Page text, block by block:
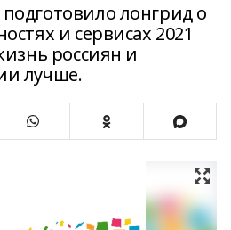
лонгрид о
и сервисах 2021
россиян и
лучше.